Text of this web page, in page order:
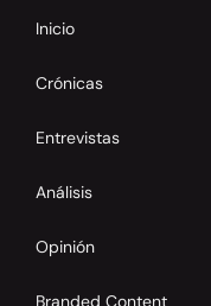
Inicio
Crónicas
Entrevistas
Análisis
Opinión
Branded Content